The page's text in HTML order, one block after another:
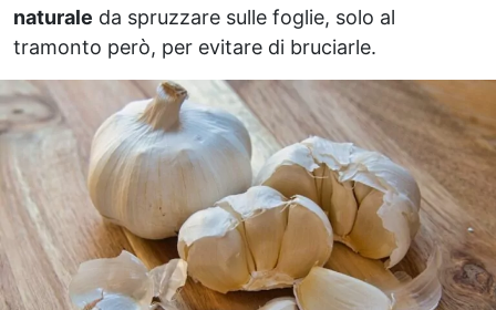
naturale da spruzzare sulle foglie, solo al
tramonto però, per evitare di bruciarle.